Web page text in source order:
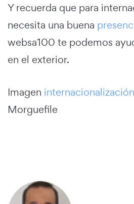
Y recuerda que para
necesita una buena
websa100 te podemos
en el exterior.
Imagen internacionalización
Morguefile